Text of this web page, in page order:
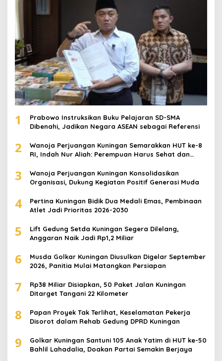
1
Prabowo Instruksikan Buku Pelajaran SD-SMA
Dibenahi, Jadikan Negara ASEAN sebagai Referensi
2
Wanoja Perjuangan Kuningan Semarakkan HUT ke-8
RI, Indah Nur Aliah: Perempuan Harus Sehat dan
3
Wanoja Perjuangan Kuningan Konsolidasikan
Organisasi, Dukung Kegiatan Positif Generasi Muda
4
Pertina Kuningan Bidik Dua Medali Emas, Pembinaan
Atlet Jadi Prioritas 2026-2030
5
Lift Gedung Setda Kuningan Segera Dilelang,
Anggaran Naik Jadi Rp1,2 Miliar
6
Musda Golkar Kuningan Diusulkan Digelar September
2026, Panitia Mulai Matangkan Persiapan
7
Rp38 Miliar Disiapkan, 50 Paket Jalan Kuningan
Ditarget Tangani 22 Kilometer
8
Papan Proyek Tak Terlihat, Keselamatan Pekerja
Disorot dalam Rehab Gedung DPRD Kuningan
9
Golkar Kuningan Santuni 105 Anak Yatim di HUT ke-50
Bahlil Lahadalia, Doakan Partai Semakin Berjaya